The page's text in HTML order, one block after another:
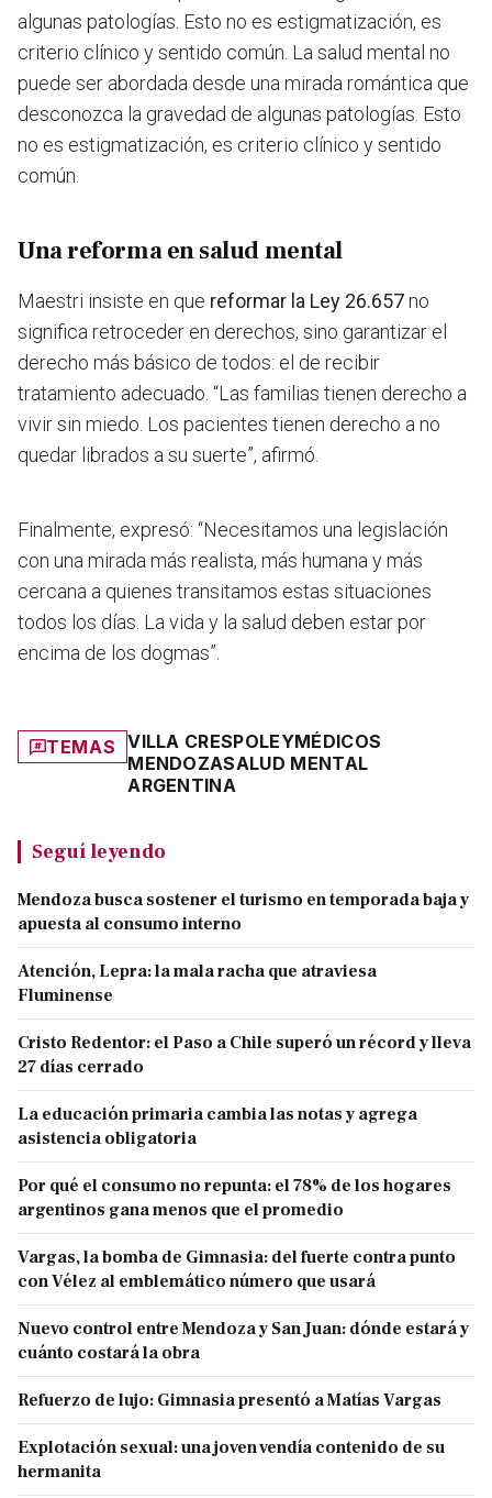
algunas patologías. Esto no es estigmatización, es
criterio clínico y sentido común. La salud mental no
puede ser abordada desde una mirada romántica que
desconozca la gravedad de algunas patologías. Esto
no es estigmatización, es criterio clínico y sentido
común.
Una reforma en salud mental
Maestri insiste en que reformar la Ley 26.657no
significa retroceder en derechos, sino garantizar el
derecho más básico de todos: el de recibir
tratamiento adecuado. “Las familias tienen derecho a
vivir sin miedo. Los pacientes tienen derecho a no
quedar librados a su suerte”, afirmó.
Finalmente, expresó: “Necesitamos una legislación
con una mirada más realista, más humana y más
cercana a quienes transitamos estas situaciones
todos los días. La vida y la salud deben estar por
encima de los dogmas”.
TEMAS VILLA CRESPOLEYMÉDICOS
MENDOZASALUD MENTAL
ARGENTINA
Seguí leyendo
Mendoza busca sostener el turismo en temporada baja y
apuesta al consumo interno
Atención, Lepra: la mala racha que atraviesa
Fluminense
Cristo Redentor: el Paso a Chile superó un récord y lleva
27 días cerrado
La educación primaria cambia las notas y agrega
asistencia obligatoria
Por qué el consumo no repunta: el 78% de los hogares
argentinos gana menos que el promedio
Vargas, la bomba de Gimnasia: del fuerte contra punto
con Vélez al emblemático número que usará
Nuevo control entre Mendoza y San Juan: dónde estará y
cuánto costará la obra
Refuerzo de lujo: Gimnasia presentó a Matías Vargas
Explotación sexual: una joven vendía contenido de su
hermanita